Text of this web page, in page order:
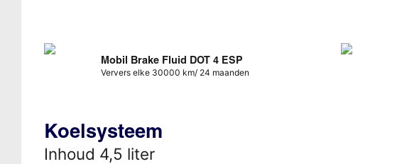
Mobil Brake Fluid DOT 4 ESP
Ververs elke 30000 km/ 24 maanden
Koelsysteem
Inhoud 4,5 liter